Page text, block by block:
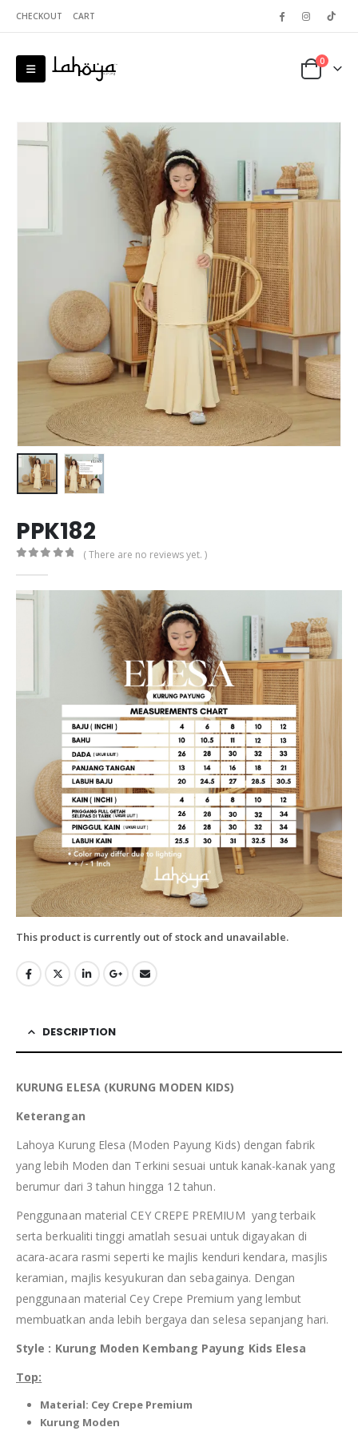
CHECKOUT CART
0
PPK182
( There are no reviews yet. )
This product is currently out of stock and unavailable.
DESCRIPTION
KURUNG ELESA (KURUNG MODEN KIDS)
Keterangan
Lahoya Kurung Elesa (Moden Payung Kids) dengan fabrik
yang lebih Moden dan Terkini sesuai untuk kanak-kanak yang
berumur dari 3 tahun hingga 12 tahun.
Penggunaan material CEY CREPE PREMIUM yang terbaik
serta berkualiti tinggi amatlah sesuai untuk digayakan di
acara-acara rasmi seperti ke majlis kenduri kendara, masjlis
keramian, majlis kesyukuran dan sebagainya. Dengan
penggunaan material Cey Crepe Premium yang lembut
membuatkan anda lebih bergaya dan selesa sepanjang hari.
Style : Kurung Moden Kembang Payung Kids Elesa
Top:
Material: Cey Crepe Premium
Kurung Moden